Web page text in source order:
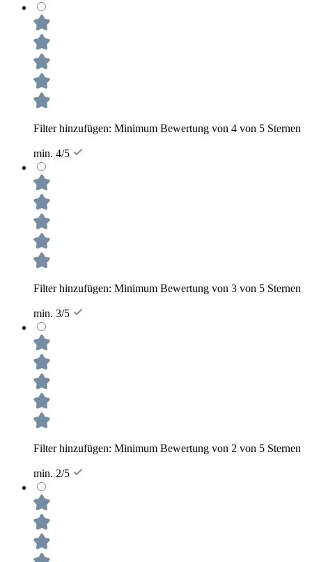
Filter hinzufügen: Minimum Bewertung von 4 von 5 Sternen
min. 4/5
Filter hinzufügen: Minimum Bewertung von 3 von 5 Sternen
min. 3/5
Filter hinzufügen: Minimum Bewertung von 2 von 5 Sternen
min. 2/5